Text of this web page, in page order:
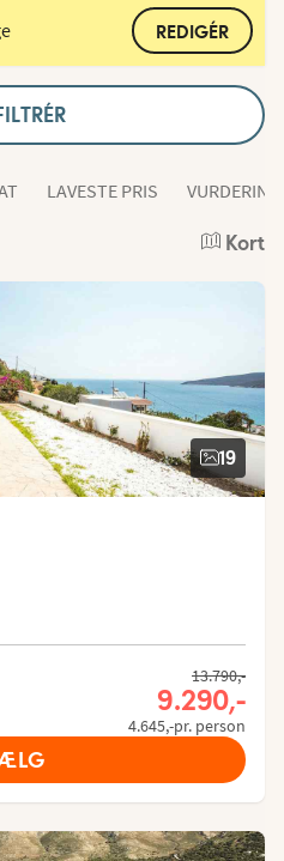
REDIGÉR
LAVESTE PRIS VURDERING
Kort
19
fra Spies gæster: 4.409/5
13.790,-
9.290,-
4.645,-pr. person